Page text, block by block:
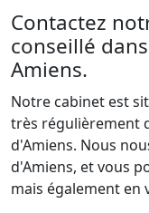
Contactez
conseillé
Amiens.
Notre cabinet est
très régulièrement
d'Amiens. Nous
d'Amiens, et vous
mais également en